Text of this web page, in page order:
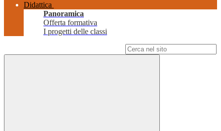
Didattica
Panoramica
Offerta formativa
I progetti delle classi